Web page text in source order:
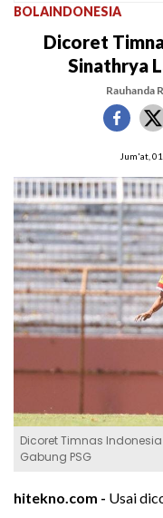
BOLAINDONESIA
Dicoret
Sinathrya
Rauhanda
Jum'at,
Dicoret Timnas
Gabung PSG
hitekno.com - Usai